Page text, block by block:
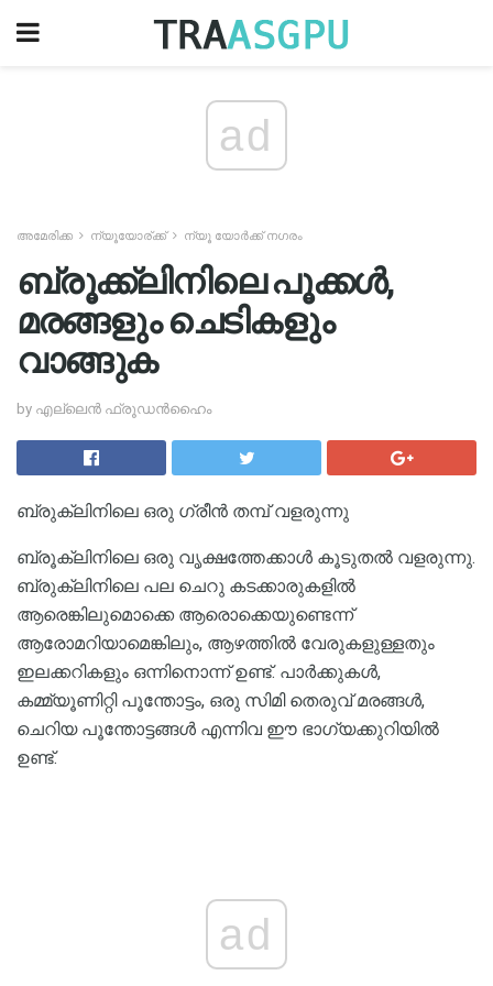
ad
അമേരിക്ക ന്യൂയോര്ക്ക് ന്യൂ യോർക്ക് നഗരം
ബ്രൂക്ക്ലിനിലെ പൂക്കൾ,
മരങ്ങളും ചെടികളും
വാങ്ങുക
by എല്ലെൻ ഫ്രൂഡൻഹൈം
ബ്രുക്ലിനിലെ ഒരു ഗ്രീൻ തമ്പ് വളരുന്നു
ബ്രൂക്ലിനിലെ ഒരു വൃക്ഷത്തേക്കാൾ കൂടുതൽ വളരുന്നു.
ബ്രുക്ലിനിലെ പല ചെറു കടക്കാരുകളിൽ
ആരെങ്കിലുമൊക്കെ ആരൊക്കെയുണ്ടെന്ന്
ആരോമറിയാമെങ്കിലും, ആഴത്തിൽ വേരുകളുള്ളതും
ഇലക്കറികളും ഒന്നിനൊന്ന് ഉണ്ട്. പാർക്കുകൾ,
കമ്മ്യൂണിറ്റി പൂന്തോട്ടം, ഒരു സിമി തെരുവ് മരങ്ങൾ,
ചെറിയ പൂന്തോട്ടങ്ങൾ എന്നിവ ഈ ഭാഗ്യക്കുറിയിൽ
ഉണ്ട്.
ad